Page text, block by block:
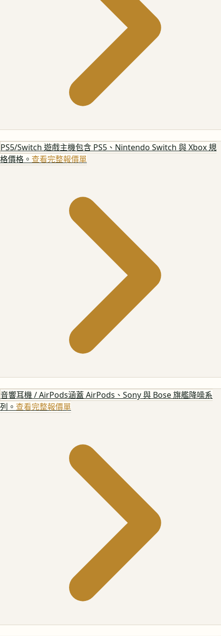
PS5/Switch 遊戲主機包含 PS5、Nintendo Switch 與 Xbox 規
格價格。 查看完整報價單
音響耳機 / AirPods涵蓋 AirPods、Sony 與 Bose 旗艦降噪系
列。 查看完整報價單